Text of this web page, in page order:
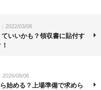
2022/03/08
いいかも？領収書に貼付す
2026/08/06
始める？上場準備で求めら